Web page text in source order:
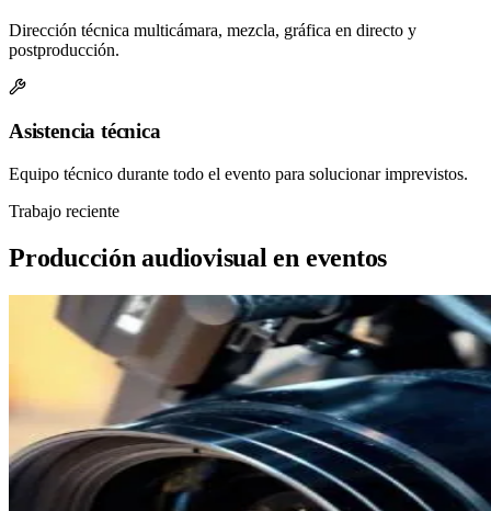
Dirección técnica multicámara, mezcla, gráfica en directo y
postproducción.
Asistencia técnica
Equipo técnico durante todo el evento para solucionar imprevistos.
Trabajo reciente
Producción audiovisual en eventos